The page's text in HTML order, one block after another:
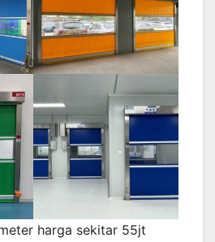
harga sekitar 55jt